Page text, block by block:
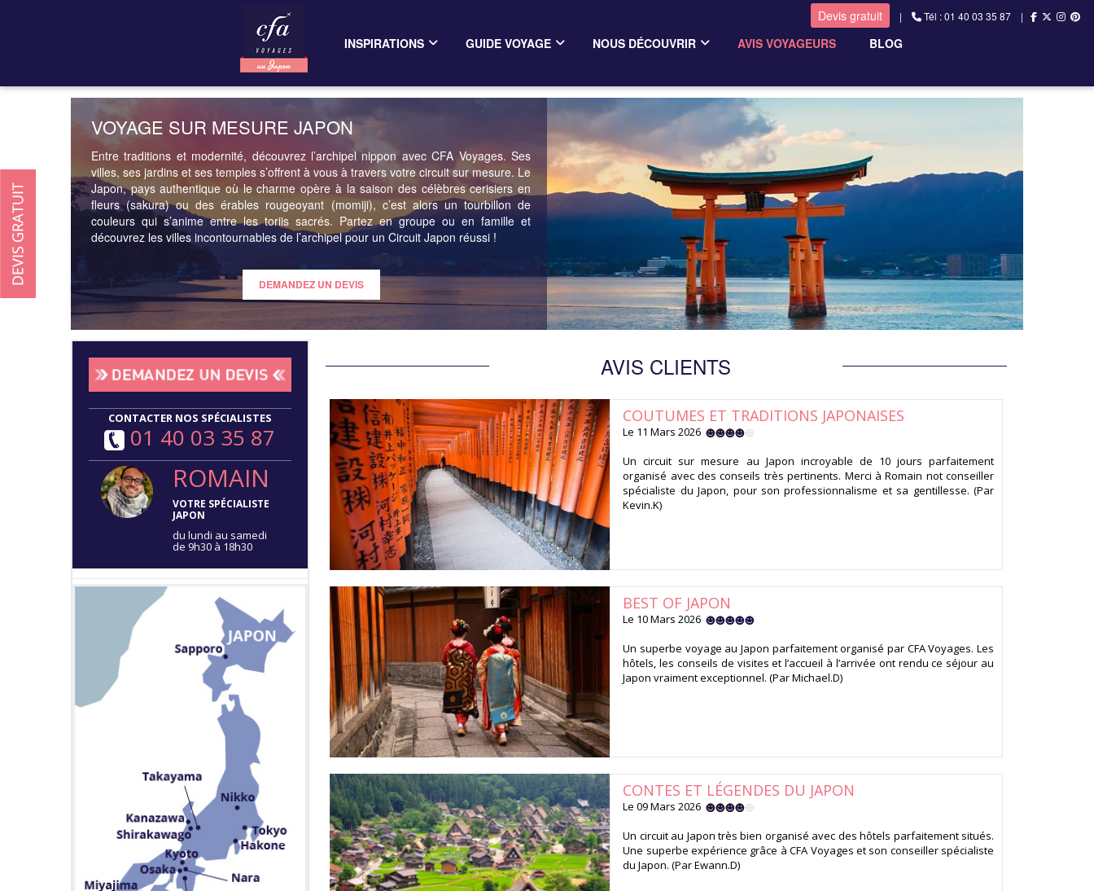
Devis gratuit | Tél : 01 40 03 35 87 |
INSPIRATIONS GUIDE VOYAGE NOUS DÉCOUVRIR AVIS VOYAGEURS BLOG
VOYAGE SUR MESURE JAPON
Entre traditions et modernité, découvrez l’archipel nippon avec CFA Voyages. Ses
villes, ses jardins et ses temples s’offrent à vous à travers votre circuit sur mesure. Le
Japon, pays authentique où le charme opère à la saison des célèbres cerisiers en
fleurs (sakura) ou des érables rougeoyant (momiji), c’est alors un tourbillon de
couleurs qui s’anime entre les toriis sacrés. Partez en groupe ou en famille et
découvrez les villes incontournables de l’archipel pour un Circuit Japon réussi !
CONTACTER NOS SPÉCIALISTES
01 40 03 35 87
ROMAIN
VOTRE SPÉCIALISTE
JAPON
du lundi au samedi
de 9h30 à 18h30
AVIS CLIENTS
COUTUMES ET TRADITIONS JAPONAISES
Le 11 Mars 2026
Un circuit sur mesure au Japon incroyable de 10 jours parfaitement
organisé avec des conseils très pertinents. Merci à Romain not conseiller
spécialiste du Japon, pour son professionnalisme et sa gentillesse. (Par
Kevin.K)
BEST OF JAPON
Le 10 Mars 2026
Un superbe voyage au Japon parfaitement organisé par CFA Voyages. Les
hôtels, les conseils de visites et l’accueil à l’arrivée ont rendu ce séjour au
Japon vraiment exceptionnel. (Par Michael.D)
CONTES ET LÉGENDES DU JAPON
Le 09 Mars 2026
Un circuit au Japon très bien organisé avec des hôtels parfaitement situés.
Une superbe expérience grâce à CFA Voyages et son conseiller spécialiste
du Japon. (Par Ewann.D)